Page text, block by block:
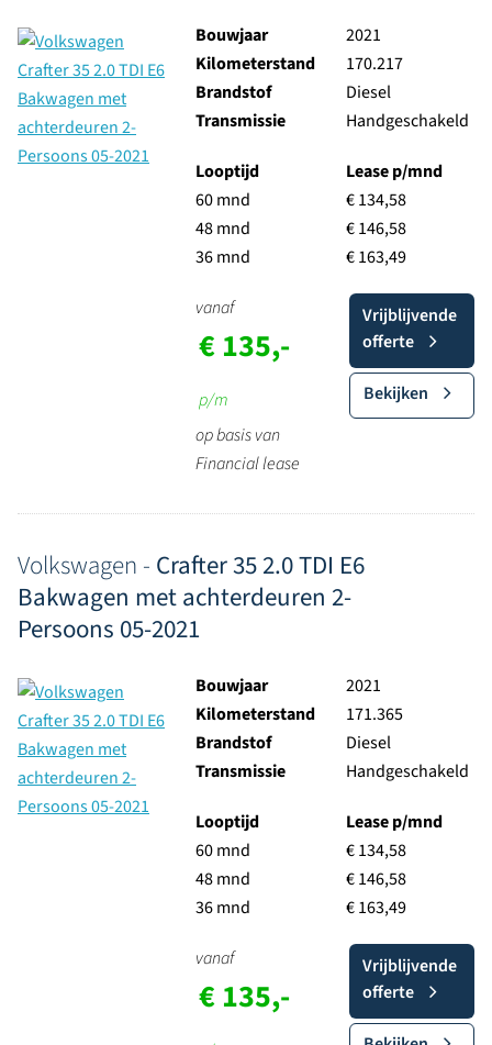
Bouwjaar
2021
Kilometerstand
170.217
Brandstof
Diesel
Transmissie
Handgeschakeld
Looptijd
60 mnd
48 mnd
36 mnd
Lease p/mnd
€ 134,58
€ 146,58
€ 163,49
vanaf
€ 135,-
p/m
op basis van
Financial lease
Vrijblijvende
offerte
Bekijken
Volkswagen - Crafter 35 2.0 TDI E6
Bakwagen met achterdeuren 2-
Persoons 05-2021
Bouwjaar
2021
Kilometerstand
171.365
Brandstof
Diesel
Transmissie
Handgeschakeld
Looptijd
60 mnd
48 mnd
36 mnd
Lease p/mnd
€ 134,58
€ 146,58
€ 163,49
vanaf
€ 135,-
Vrijblijvende
offerte